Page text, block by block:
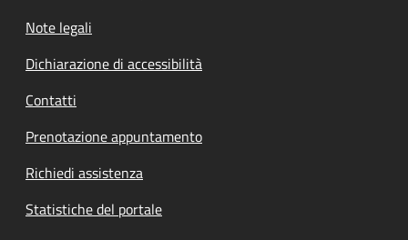
Note legali
Dichiarazione di accessibilità
Contatti
Prenotazione appuntamento
Richiedi assistenza
Statistiche del portale